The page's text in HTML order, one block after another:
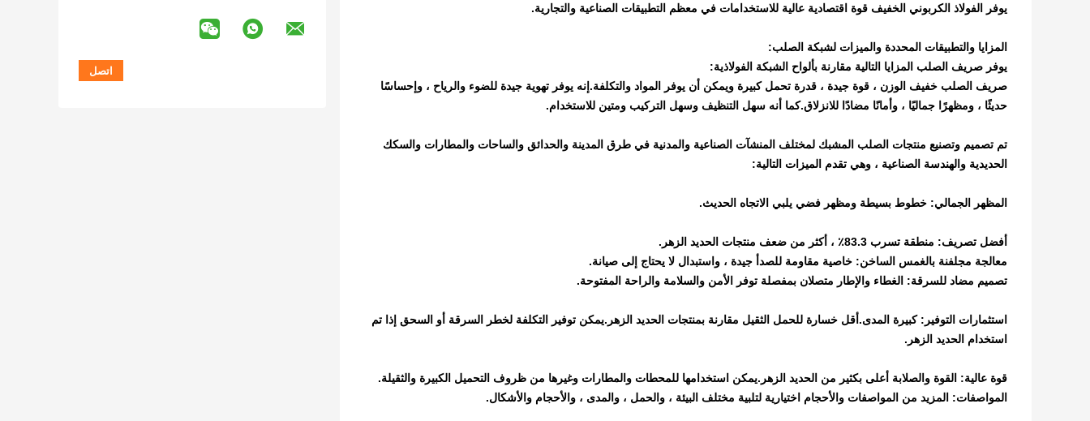
يوفر الفولاذ الكربوني الخفيف قوة اقتصادية عالية للاستخدامات في معظم التطبيقات الصناعية والتجارية.
المزايا والتطبيقات المحددة والميزات لشبكة الصلب:
يوفر صريف الصلب المزايا التالية مقارنة بألواح الشبكة الفولاذية:
صريف الصلب خفيف الوزن ، قوة جيدة ، قدرة تحمل كبيرة ويمكن أن يوفر المواد والتكلفة.إنه يوفر تهوية جيدة للضوء والرياح ، وإحساسًا
حديثًا ، ومظهرًا جماليًا ، وأمانًا مضادًا للانزلاق.كما أنه سهل التنظيف وسهل التركيب ومتين للاستخدام.
تم تصميم وتصنيع منتجات الصلب المشبك لمختلف المنشآت الصناعية والمدنية في طرق المدينة والحدائق والساحات والمطارات والسكك
الحديدية والهندسة الصناعية ، وهي تقدم الميزات التالية:
المظهر الجمالي: خطوط بسيطة ومظهر فضي يلبي الاتجاه الحديث.
أفضل تصريف: منطقة تسرب 83.3٪ ، أكثر من ضعف منتجات الحديد الزهر.
معالجة مجلفنة بالغمس الساخن: خاصية مقاومة للصدأ جيدة ، واستبدال لا يحتاج إلى صيانة.
تصميم مضاد للسرقة: الغطاء والإطار متصلان بمفصلة توفر الأمن والسلامة والراحة المفتوحة.
استثمارات التوفير: كبيرة المدى.أقل خسارة للحمل الثقيل مقارنة بمنتجات الحديد الزهر.يمكن توفير التكلفة لخطر السرقة أو السحق إذا تم
استخدام الحديد الزهر.
قوة عالية: القوة والصلابة أعلى بكثير من الحديد الزهر.يمكن استخدامها للمحطات والمطارات وغيرها من ظروف التحميل الكبيرة والثقيلة.
المواصفات: المزيد من المواصفات والأحجام اختيارية لتلبية مختلف البيئة ، والحمل ، والمدى ، والأحجام والأشكال.